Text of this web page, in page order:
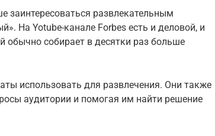
заинтересоваться развлекательным
На Yotube-канале Forbes есть и деловой, и
обычно собирает в десятки раз больше
использовать для развлечения. Они также
аудитории и помогая им найти решение